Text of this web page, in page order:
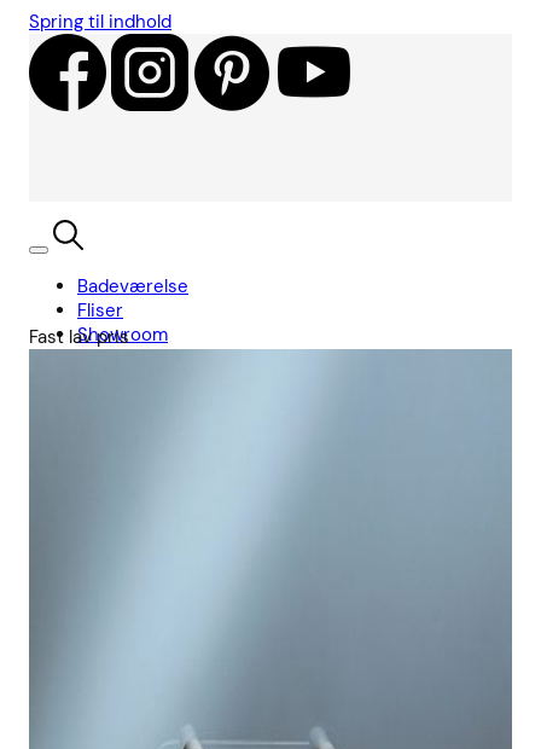
Spring til indhold
Badeværelse
Fliser
Showroom
Fast lav pris